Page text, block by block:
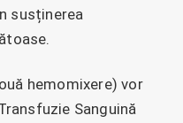
susținerea
hemomixere) vor
Sanguină